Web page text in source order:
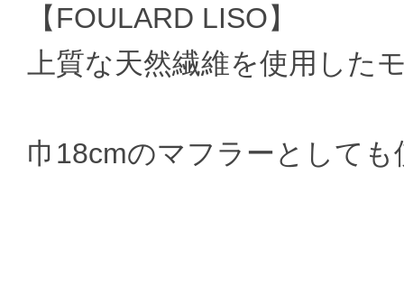
【FOULARD LISO】
上質な天然繊維を使用した
巾18cmのマフラーとして